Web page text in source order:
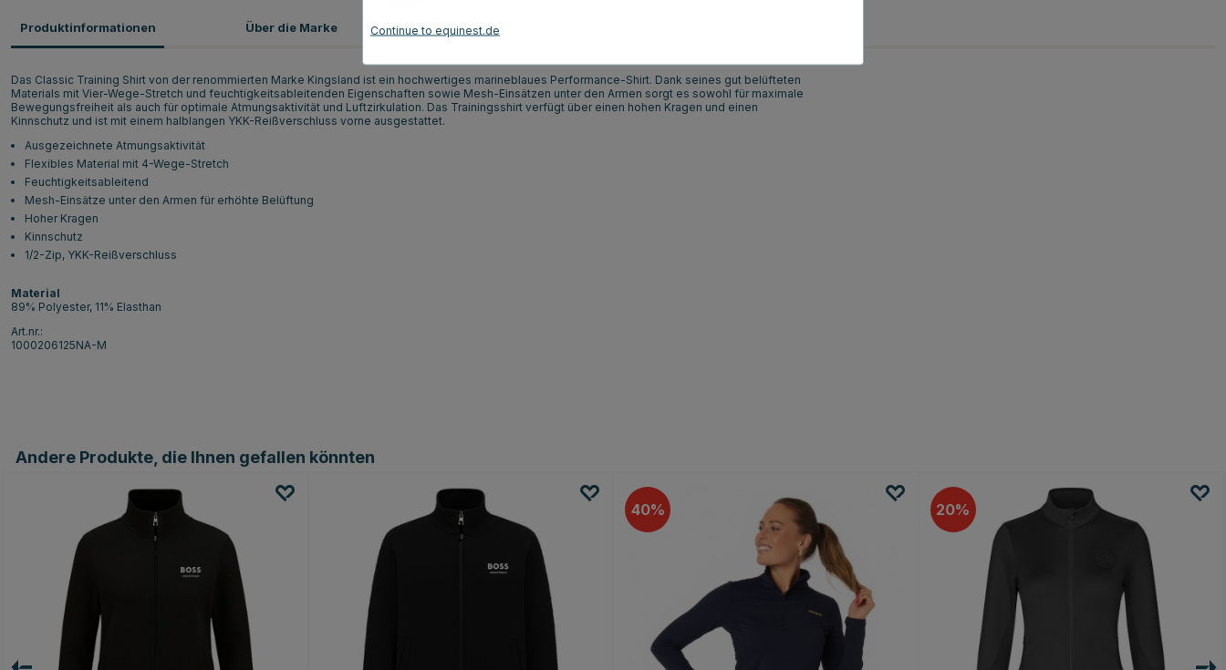
Produktinformationen
Das Classic Training Shirt von der renommierten Marke Kingsland ist ein hochwertiges marineblaues Performance-Shirt. Dank seines gut belüfteten
Materials mit Vier-Wege-Stretch und feuchtigkeitsableitenden Eigenschaften sowie Mesh-Einsätzen unter den Armen sorgt es sowohl für maximale
Bewegungsfreiheit als auch für optimale Atmungsaktivität und Luftzirkulation. Das Trainingsshirt verfügt über einen hohen Kragen und einen
Kinnschutz und ist mit einem halblangen YKK-Reißverschluss vorne ausgestattet.
Ausgezeichnete Atmungsaktivität
Flexibles Material mit 4-Wege-Stretch
Feuchtigkeitsableitend
Mesh-Einsätze unter den Armen für erhöhte Belüftung
Hoher Kragen
Kinnschutz
1/2-Zip, YKK-Reißverschluss
Material
89% Polyester, 11% Elasthan
Art.nr.:
1000206125NA-M
Über die Marke Kundenbewertungen
Andere Produkte, die Ihnen gefallen könnten
40 20
Continue to equinest.de